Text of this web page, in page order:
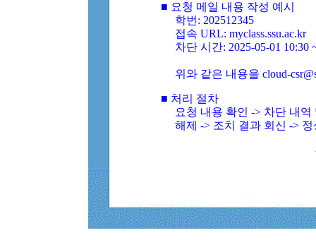
■ 요청 메일 내용 작성 예시
학번: 202512345
접속 URL: myclass.ssu.ac.kr
차단 시간: 2025-05-01 10:30
위와 같은 내용을 cloud-
■ 처리 절차
요청 내용 확인 -> 차단 내
해제 -> 조치 결과 회신 ->